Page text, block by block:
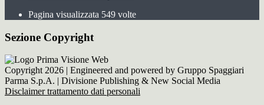
Pagina visualizzata 549 volte
Sezione Copyright
Copyright 2026 | Engineered and powered by Gruppo Spaggiari
Parma S.p.A. | Divisione Publishing & New Social Media
Disclaimer trattamento dati personali